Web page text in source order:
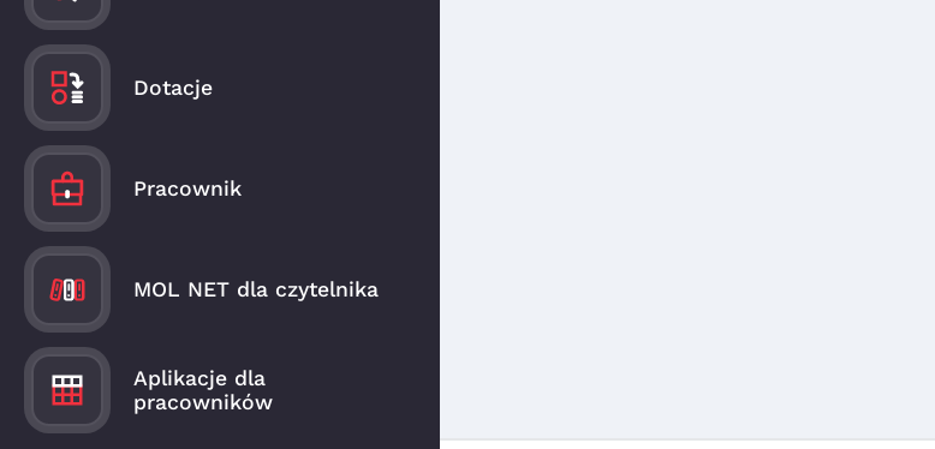
Dotacje
Pracownik
MOL NET dla czytelnika
Aplikacje dla
pracowników